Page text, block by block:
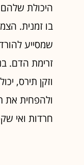
היכולת
בו זמנית.
שמסייע
זרימת הדם.
וזקן תירס,
ולהפחית את
חרדות ואי